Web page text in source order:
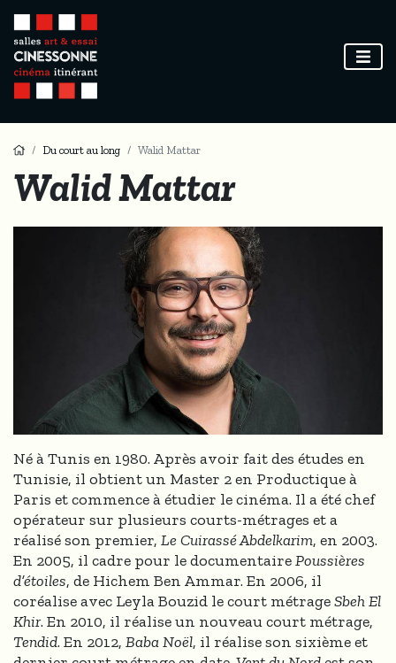
Du court au long Walid Mattar
Walid Mattar
Né à Tunis en 1980. Après avoir fait des études en
Tunisie, il obtient un Master 2 en Productique à
Paris et commence à étudier le cinéma. Il a été chef
opérateur sur plusieurs courts-métrages et a
réalisé son premier, Le Cuirassé Abdelkarim, en 2003.
En 2005, il cadre pour le documentairePoussières
d’étoiles, de Hichem Ben Ammar. En 2006, il
coréalise avec Leyla Bouzid le court métrageSbeh El
Khir. En 2010, il réalise un nouveau court métrage,
Tendid. En 2012, Baba Noël, il réalise son sixième et